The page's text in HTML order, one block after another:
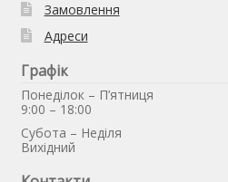
Замовлення
Адреси
Графік
Понеділок – П’ятниця
9:00 – 18:00
Субота – Неділя
Вихідний